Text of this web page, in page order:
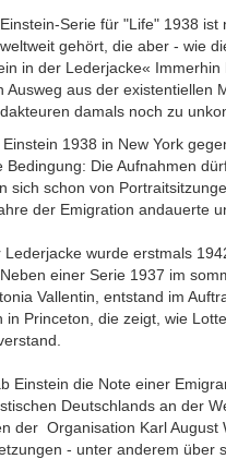
Serie für "Life" 1938
gehört, die aber - wie
in der Lederjacke«
Ausweg aus der existentiellen
damals noch zu
Einstein 1938 in New York
Bedingung: Die Aufnahmen
sich schon von
der Emigration andauerte
Lederjacke wurde erstmals
einer Serie 1937 im
Vallentin, entstand im
in Princeton, die zeigt, wie
Einstein die Note einer
Deutschlands an der
der Organisation Karl
- unter anderem über